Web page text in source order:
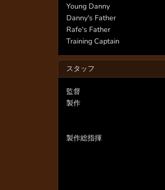
Young Danny
Danny's Father
Rafe's Father
Training Captain
スタッフ
監督
製作
製作総指揮